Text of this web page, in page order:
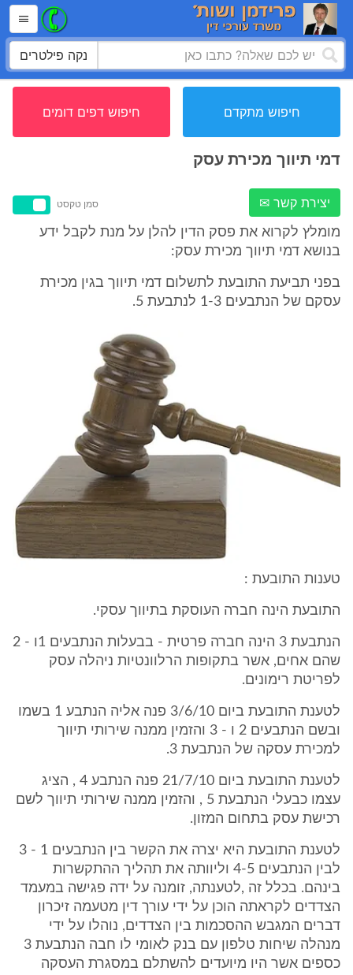
נקה פילטרים
חיפוש מתקדם חיפוש דפים דומים
דמי תיווך מכירת עסק
יצירת קשר ✉ סמן טקסט
מומלץ לקרוא את פסק הדין להלן על מנת לקבל ידע
בנושא דמי תיווך מכירת עסק:
בפני תביעת התובעת לתשלום דמי תיווך בגין מכירת
עסקם של הנתבעים 1-3 לנתבעת 5.
טענות התובעת :
התובעת הינה חברה העוסקת בתיווך עסקי.
הנתבעת 3 הינה חברה פרטית - בבעלות הנתבעים 1ו - 2
שהם אחים, אשר בתקופות הרלוונטיות ניהלה עסק
לפריטת רימונים.
לטענת התובעת ביום 3/6/10 פנה אליה הנתבע 1 בשמו
ובשם הנתבעים 2 ו - 3 והזמין ממנה שירותי תיווך
למכירת עסקה של הנתבעת 3.
לטענת התובעת ביום 21/7/10 פנה הנתבע 4 , הציג
עצמו כבעלי הנתבעת 5 , והזמין ממנה שירותי תיווך לשם
רכישת עסק בתחום המזון.
לטענת התובעת היא יצרה את הקשר בין הנתבעים 1 - 3
לבין הנתבעים 4-5 וליוותה את תהליך ההתקשרות
בינהם. בכלל זה ,לטענתה, זומנה על ידה פגישה במעמד
הצדדים לקראתה הוכן על ידי עורך דין מטעמה זיכרון
דברים המגבש ההסכמות בין הצדדים, נוהלו על ידי
מנהלה שיחות טלפון עם בנק לאומי לו חבה הנתבעת 3
כספים אשר היו מיועדים להשתלם במסגרת העסקה